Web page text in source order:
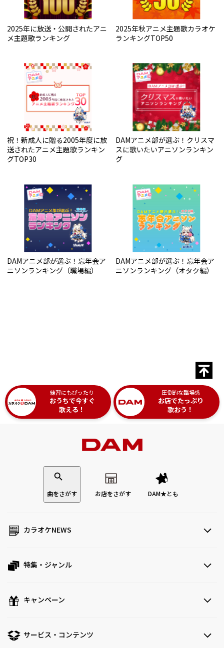
2025年に放送・公開されたアニ
メ主題歌ランキング
2025年秋アニメ主題歌カラオケ
ランキングTOP50
祝！新成人に贈る2005年度に放
送されたアニメ主題歌ランキン
グTOP30
DAMアニメ部が選ぶ！クリスマ
スに歌いたいアニソンランキン
グ
DAMアニメ部が選ぶ！忘年会ア
ニソンランキング（職場編）
DAMアニメ部が選ぶ！忘年会ア
ニソンランキング（オタク編）
練習にもぴったり
おうちで今すぐ
歌える！
圧倒的な臨場感
お店でたっぷり
歌おう！
曲をさがす お店をさがす DAM★とも
カラオケNEWS
特集・ジャンル
キャンペーン
サービス・コンテンツ